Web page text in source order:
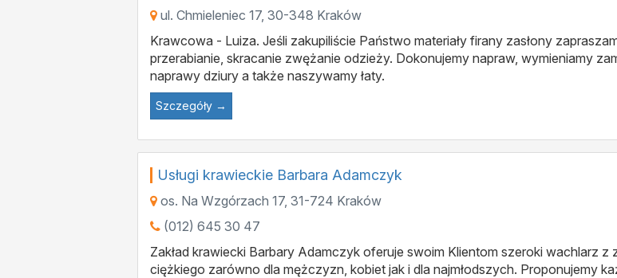
ul. Chmieleniec 17, 30-348 Kraków
Krawcowa - Luiza. Jeśli zakupiliście Państwo materiały firany zasłony
przerabianie, skracanie zwężanie odzieży. Dokonujemy napraw, wymieniamy
naprawy dziury a także naszywamy łaty.
Szczegóły →
Usługi krawieckie Barbara Adamczyk
os. Na Wzgórzach 17, 31-724 Kraków
(012) 645 30 47
Zakład krawiecki Barbary Adamczyk oferuje swoim Klientom szeroki wachlarz
ciężkiego zarówno dla mężczyzn, kobiet jak i dla najmłodszych. Proponujemy